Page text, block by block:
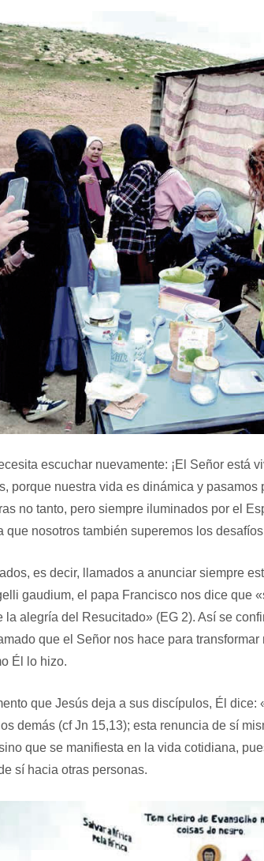
escuchar nuevamente: ¡El Señor está
porque nuestra vida es dinámica y
no tanto, pero siempre iluminados por el
que nosotros también superemos los
es decir, llamados a anunciar siempre
gaudium, el papa Francisco nos dice que
la alegría del Resucitado» (EG 2). Así se
que el Señor nos hace para
Él lo hizo.
que Jesús deja a sus discípulos, Él dice:
demás (cf Jn 15,13); esta renuncia de sí
que se manifiesta en la vida cotidiana,
sí hacia otras personas.